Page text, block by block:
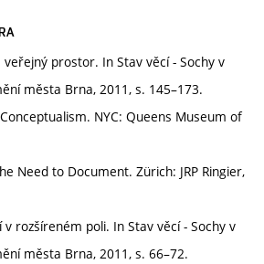
veřejný prostor. In Stav věcí - Sochy v
města Brna, 2011, s. 145–173.
Conceptualism. NYC: Queens Museum of
Need to Document. Zürich: JRP Ringier,
v rozšíreném poli. In Stav věcí - Sochy v
města Brna, 2011, s. 66–72.